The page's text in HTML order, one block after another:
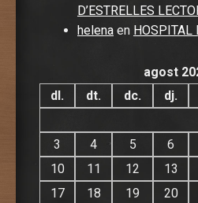
D’ESTRELLES
helena en HOSPITAL
agost
dl.
dt. dc. dj.
3
4 5 6
10
11 12 13
17
18 19 20